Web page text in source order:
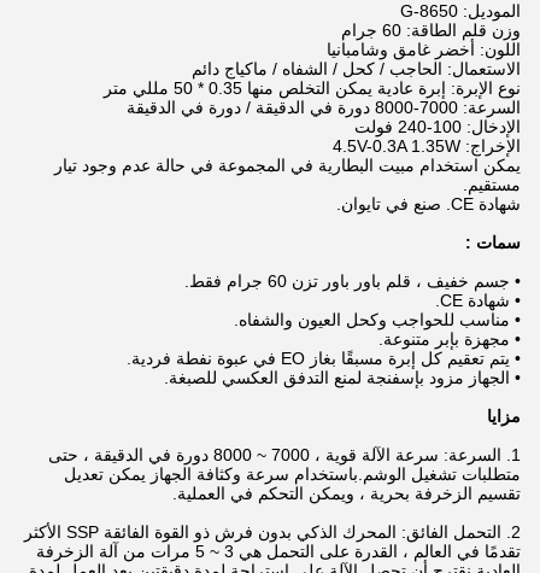
الموديل: G-8650
وزن قلم الطاقة: 60 جرام
اللون: أخضر غامق وشامبانيا
الاستعمال: الحاجب / كحل / الشفاه / ماكياج دائم
نوع الإبرة: إبرة عادية يمكن التخلص منها 0.35 * 50 مللي متر
السرعة: 7000-8000 دورة في الدقيقة / دورة في الدقيقة
الإدخال: 100-240 فولت
الإخراج: 4.5V-0.3A 1.35W
يمكن استخدام مبيت البطارية في المجموعة في حالة عدم وجود تيار
مستقيم.
شهادة CE. صنع في تايوان.
سمات :
• جسم خفيف ، قلم باور باور تزن 60 جرام فقط.
• شهادة CE.
• مناسب للحواجب وكحل العيون والشفاه.
• مجهزة بإبر متنوعة.
• يتم تعقيم كل إبرة مسبقًا بغاز EO في عبوة نفطة فردية.
• الجهاز مزود بإسفنجة لمنع التدفق العكسي للصبغة.
مزايا
1. السرعة: سرعة الآلة قوية ، 7000 ~ 8000 دورة في الدقيقة ، حتى
متطلبات تشغيل الوشم.باستخدام سرعة وكثافة الجهاز يمكن تعديل
تقسيم الزخرفة بحرية ، ويمكن التحكم في العملية.
2. التحمل الفائق: المحرك الذكي بدون فرش ذو القوة الفائقة SSP الأكثر
تقدمًا في العالم ، القدرة على التحمل هي 3 ~ 5 مرات من آلة الزخرفة